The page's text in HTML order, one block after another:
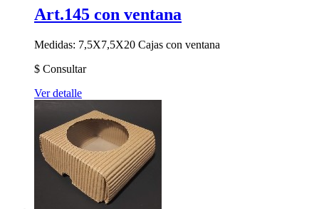
Art.145 con ventana
Medidas: 7,5X7,5X20 Cajas con ventana
$ Consultar
Ver detalle